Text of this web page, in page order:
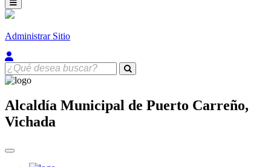
Administrar Sitio
Alcaldía Municipal de Puerto Carreño,
Vichada